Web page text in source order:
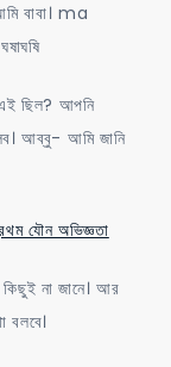
বাবা। ma
ছিল? আপনি
আব্বু- আমি জানি
যৌন অভিজ্ঞতা
না জানে। আর
বলবে।